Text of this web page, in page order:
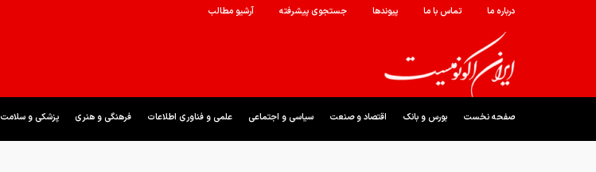
درباره ما تماس با ما پیوندها جستجوی پیشرفته آرشیو مطالب
صفحه نخست بورس و بانک اقتصاد و صنعت سیاسی و اجتماعی علمی و فناوری اطلاعات فرهنگی و هنری پزشکی و سلامت